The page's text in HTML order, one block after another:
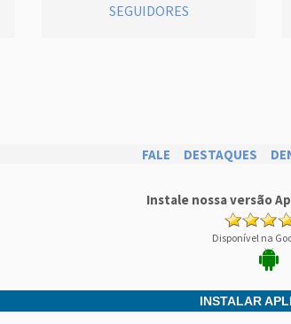
SEGUIDORES
FALE DESTAQUES
Instale nossa versão
Disponível na
INSTALAR